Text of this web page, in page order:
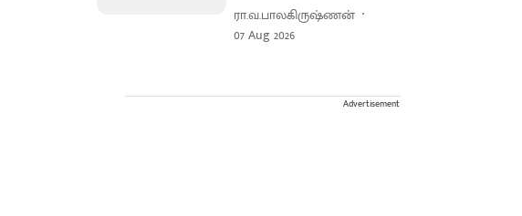
ரா.வ.பாலகிருஷ்ணன்
07 Aug 2026
Advertisement